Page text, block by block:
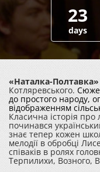
23
days
«Наталка-Полтавка»
Котляревського.
до простого народу,
відображенням
Класична історія про
починався
знає тепер кожен
мелодії в обробці
співаків в ролях
Терпилихи, Возного,